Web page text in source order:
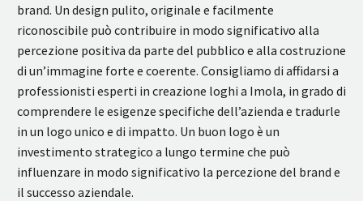
brand. Un design pulito, originale e facilmente
riconoscibile può contribuire in modo significativo alla
percezione positiva da parte del pubblico e alla costruzione
di un’immagine forte e coerente. Consigliamo di affidarsi a
professionisti esperti in creazione loghi a Imola, in grado di
comprendere le esigenze specifiche dell’azienda e tradurle
in un logo unico e di impatto. Un buon logo è un
investimento strategico a lungo termine che può
influenzare in modo significativo la percezione del brand e
il successo aziendale.